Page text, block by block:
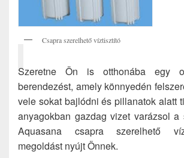
Csapra szerelhető víztisztító
Szeretne Ön is otthonába egy
berendezést, amely könnyedén
vele sokat bajlódni és pillanatok alatt
anyagokban gazdag vizet varázsol a
Aquasana csapra szerelhető
megoldást nyújt Önnek.